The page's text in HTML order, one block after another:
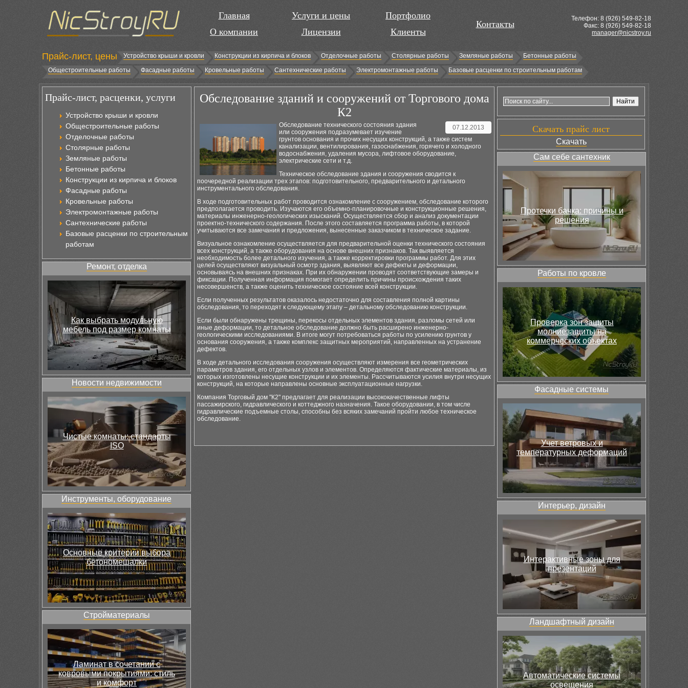
Главная
О компании
Услуги и цены
Лицензии
Портфолио
Клиенты
Контакты
Телефон: 8 (926) 549-82-18
Факс: 8 (926) 549-82-18
manager@nicstroy.ru
Прайс-лист, цены Устройство крыши и кровли Конструкции из кирпича и блоков Отделочные работы Столярные работы Земляные работы
Бетонные работы
Общестроительные работы
Фасадные работы Кровельные работы Сантехнические работы Электромонтажные работы Базовые расценки по строительным работам
Прайс-лист, расценки, услуги
Устройство крыши и кровли
Общестроительные работы
Отделочные работы
Столярные работы
Земляные работы
Бетонные работы
Конструкции из кирпича и блоков
Фасадные работы
Кровельные работы
Электромонтажные работы
Сантехнические работы
Базовые расценки по строительным
работам
Ремонт, отделка
Как выбрать модульную
мебель под размер комнаты
Новости недвижимости
Чистые комнаты: стандарты
ISO
Инструменты, оборудование
Основные критерии выбора
бетономешалки
Стройматериалы
Ламинат в сочетании с
ковровыми покрытиями: стиль
и комфорт
Обследование зданий и сооружений от Торгового дома
К2
07.12.2013
Обследование технического состояния здания
или сооружения подразумевает изучение
грунтов основания и прочих несущих конструкций, а также систем
канализации, вентилирования, газоснабжения, горячего и холодного
водоснабжения, удаления мусора, лифтовое оборудование,
электрические сети и т.д.
Техническое обследование здания и сооружения сводится к
поочередной реализации трех этапов: подготовительного, предварительного и детального
инструментального обследования.
В ходе подготовительных работ проводится ознакомление с сооружением, обследование которого
предполагается проводить. Изучаются его объемно-планировочные и конструкционные решения,
материалы инженерно-геологических изысканий. Осуществляется сбор и анализ документации
проектно-технического содержания. После этого составляется программа работы, в которой
учитываются все замечания и предложения, вынесенные заказчиком в техническое задание.
Визуальное ознакомление осуществляется для предварительной оценки технического состояния
всех конструкций, а также оборудования на основе внешних признаков. Так выявляется
необходимость более детального изучения, а также корректировки программы работ. Для этих
целей осуществляют визуальный осмотр здания, выявляют все дефекты и деформации,
основываясь на внешних признаках. При их обнаружении проводят соответствующие замеры и
фиксации. Полученная информация помогает определить причины происхождения таких
несовершенств, а также оценить техническое состояние всей конструкции.
Если полученных результатов оказалось недостаточно для составления полной картины
обследования, то переходят к следующему этапу – детальному обследованию конструкции.
Если были обнаружены трещины, перекосы отдельных элементов здания, разломы сетей или
иные деформации, то детальное обследование должно быть расширено инженерно-
геологическими исследованиями. В итоге могут потребоваться работы по усилению грунтов у
основания сооружения, а также комплекс защитных мероприятий, направленных на устранение
дефектов.
В ходе детального исследования сооружения осуществляют измерения все геометрических
параметров здания, его отдельных узлов и элементов. Определяются фактические материалы, из
которых изготовлены несущие конструкции и их элементы. Рассчитываются усилия внутри несущих
конструкций, на которые направлены основные эксплуатационные нагрузки.
Компания Торговый дом "К2" предлагает для реализации высококачественные лифты
пассажирского, гидравлического и коттеджного назначения. Такое оборудовании, в том числе
гидравлические подъемные столы, способны без всяких замечаний пройти любое техническое
обследование.
Скачать прайс лист
Скачать
Сам себе сантехник
Протечки бачка: причины и
решения
Работы по кровле
Проверка зон защиты
молниезащиты на
коммерческих объектах
Фасадные системы
Учет ветровых и
температурных деформаций
Интерьер, дизайн
Интерактивные зоны для
презентаций
Ландшафтный дизайн
Автоматические системы
освещения